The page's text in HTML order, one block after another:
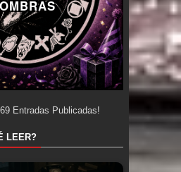
Entradas Publicadas!
LEER?